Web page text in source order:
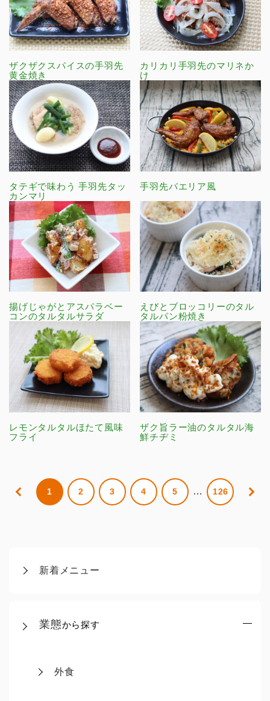
新着メニュー
業態から探す
外食
ザクザクスパイスの手羽先
黄金焼き
カリカリ手羽先のマリネか
け
タテギで味わう 手羽先タッ
カンマリ
手羽先パエリア風
揚げじゃがとアスパラベー
コンのタルタルサラダ
えびとブロッコリーのタル
タルパン粉焼き
レモンタルタルほたて風味
フライ
ザク旨ラー油のタルタル海
鮮チヂミ
1 2 3 4 5 … 126